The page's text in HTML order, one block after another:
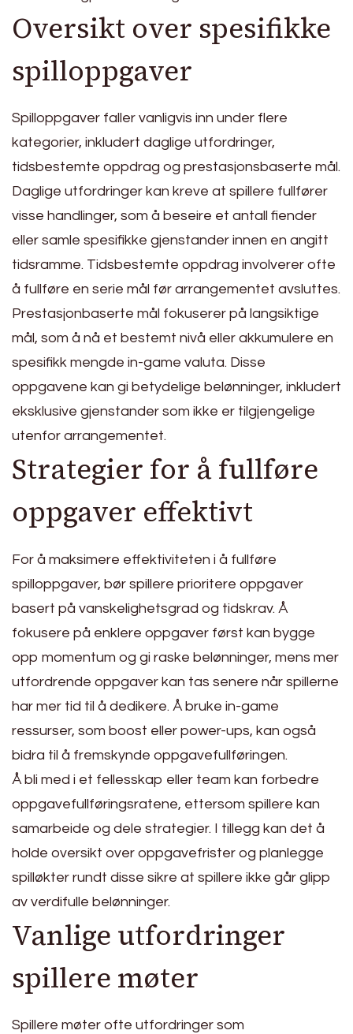
Oversikt over spesifikke
spilloppgaver
Spilloppgaver faller vanligvis inn under flere
kategorier, inkludert daglige utfordringer,
tidsbestemte oppdrag og prestasjonsbaserte mål.
Daglige utfordringer kan kreve at spillere fullfører
visse handlinger, som å beseire et antall fiender
eller samle spesifikke gjenstander innen en angitt
tidsramme. Tidsbestemte oppdrag involverer ofte
å fullføre en serie mål før arrangementet avsluttes.
Prestasjonbaserte mål fokuserer på langsiktige
mål, som å nå et bestemt nivå eller akkumulere en
spesifikk mengde in-game valuta. Disse
oppgavene kan gi betydelige belønninger, inkludert
eksklusive gjenstander som ikke er tilgjengelige
utenfor arrangementet.
Strategier for å fullføre
oppgaver effektivt
For å maksimere effektiviteten i å fullføre
spilloppgaver, bør spillere prioritere oppgaver
basert på vanskelighetsgrad og tidskrav. Å
fokusere på enklere oppgaver først kan bygge
opp momentum og gi raske belønninger, mens mer
utfordrende oppgaver kan tas senere når spillerne
har mer tid til å dedikere. Å bruke in-game
ressurser, som boost eller power-ups, kan også
bidra til å fremskynde oppgavefullføringen.
Å bli med i et fellesskap eller team kan forbedre
oppgavefullføringsratene, ettersom spillere kan
samarbeide og dele strategier. I tillegg kan det å
holde oversikt over oppgavefrister og planlegge
spilløkter rundt disse sikre at spillere ikke går glipp
av verdifulle belønninger.
Vanlige utfordringer
spillere møter
Spillere møter ofte utfordringer som